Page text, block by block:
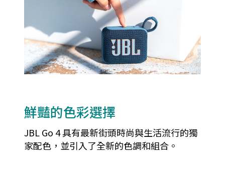
鮮豔的色彩選擇
JBL Go 4 具有最新街頭時尚與生活流行的獨
家配色，並引入了全新的色調和組合。